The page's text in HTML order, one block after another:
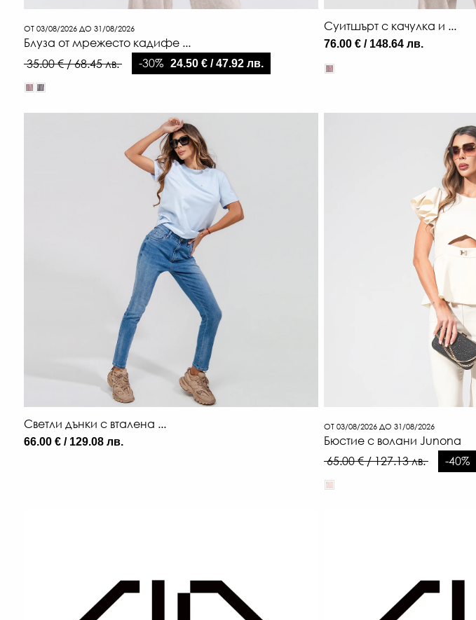
ОТ 03/08/2026 ДО 31/08/2026
Блуза от мрежесто кадифе ...
35.00 € / 68.45 лв.
-30% 24.50 € / 47.92 лв.
Суитшърт с качулка и ...
76.00 € / 148.64 лв.
Светли дънки с вталена ...
66.00 € / 129.08 лв.
ОТ 03/08/2026 ДО 31/08/2026
Бюстие с волани Junona
65.00 € / 127.13 лв.
-40%